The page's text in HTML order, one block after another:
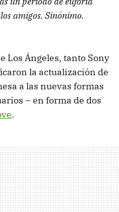
amigos. Sinónimo.
Los Ángeles, tanto Sony
la actualización de
a las nuevas formas
– en forma de dos
.